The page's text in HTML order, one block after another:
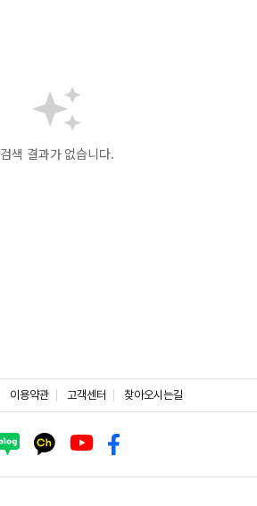
검색 결과가 없습니다.
이용약관 고객센터 찾아오시는길